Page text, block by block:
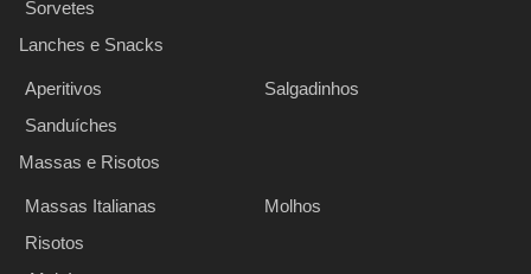
Sorvetes
Lanches e Snacks
Aperitivos
Salgadinhos
Sanduíches
Massas e Risotos
Massas Italianas
Molhos
Risotos